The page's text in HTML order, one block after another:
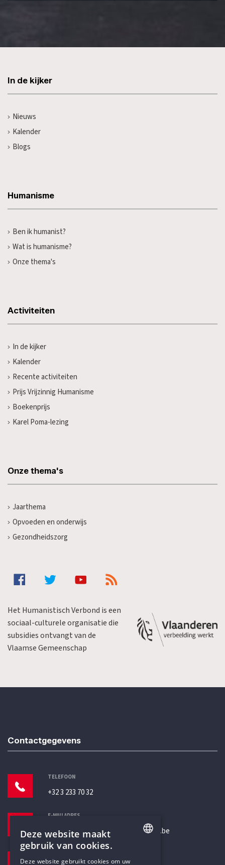
In de kijker
Nieuws
Kalender
Blogs
Humanisme
Ben ik humanist?
Wat is humanisme?
Onze thema's
Activiteiten
In de kijker
Kalender
Recente activiteiten
Prijs Vrijzinnig Humanisme
Boekenprijs
Karel Poma-lezing
Onze thema's
Jaarthema
Opvoeden en onderwijs
Gezondheidszorg
Het Humanistisch Verbond is een
sociaal-culturele organisatie die
subsidies ontvangt van de
Vlaamse Gemeenschap
Contactgegevens
TELEFOON
+32 3 233 70 32
E-MAILADRES
secretariaat@humanistischverbond.be
Deze website maakt
gebruik van cookies.
Deze website gebruikt cookies om uw